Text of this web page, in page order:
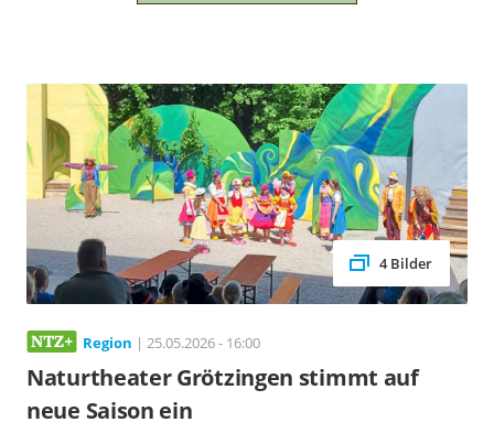
4 Bilder
Region | 25.05.2026 - 16:00
Naturtheater Grötzingen stimmt auf
neue Saison ein